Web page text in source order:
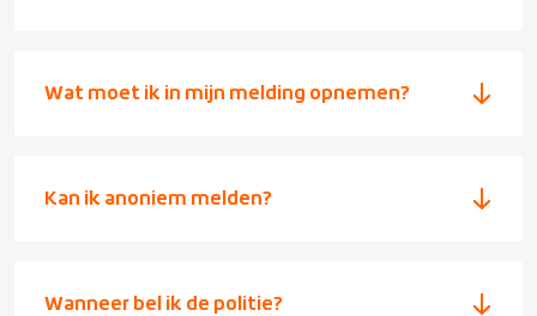
Wat moet ik in mijn melding opnemen?
Kan ik anoniem melden?
Wanneer bel ik de politie?